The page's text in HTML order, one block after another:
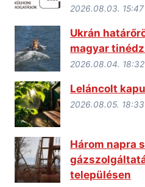
2026.08.03. 15:47
Ukrán
magyar
2026.08.04. 18:32
Leláncolt
2026.08.05. 18:33
Három napra
településen